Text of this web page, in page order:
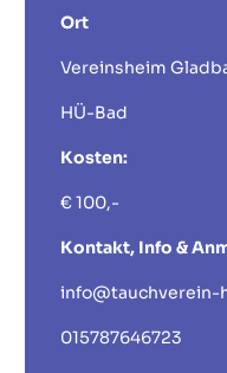
Ort
Vereinsheim
HÜ-Bad
Kosten:
€ 100,-
Kontakt, Info &
info@tauchverein-
015787646723